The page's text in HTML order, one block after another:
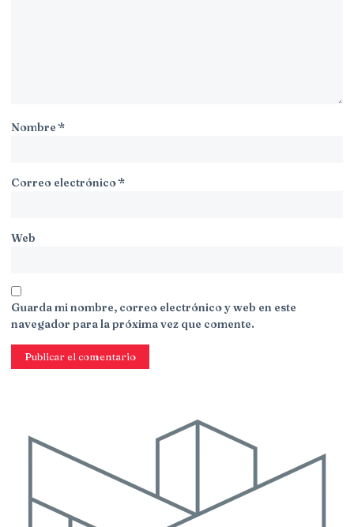
Nombre*
Correo electrónico*
Web
Guarda mi nombre, correo electrónico y web en este
navegador para la próxima vez que comente.